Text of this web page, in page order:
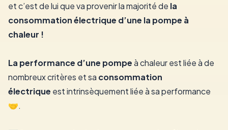
et c’est de lui que va provenir la majorité de la
consommation électrique d’une la pompe à
chaleur !
La performance d’une pompeà chaleur est liée à de
nombreux critères et sa consommation
électrique est intrinsèquement liée à sa performance
🤝.